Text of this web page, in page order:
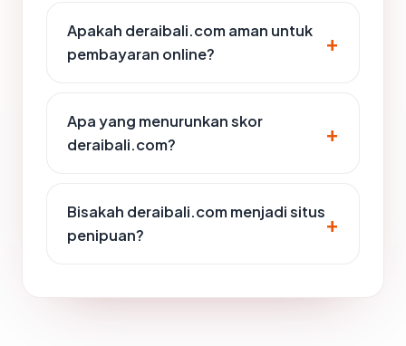
Apakah deraibali.com aman untuk
pembayaran online?
Apa yang menurunkan skor
deraibali.com?
Bisakah deraibali.com menjadi situs
penipuan?